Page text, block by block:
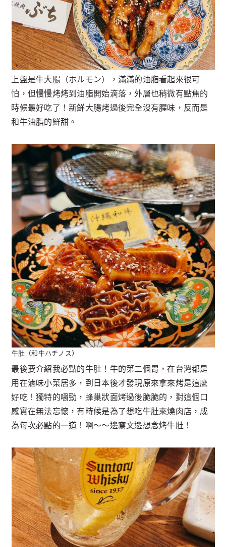
上盤是牛大腸（ホルモン），滿滿的油脂看起來很可
怕，但慢慢烤烤到油脂開始滴落，外層也稍微有點焦的
時候最好吃了！新鮮大腸烤過後完全沒有腥味，反而是
和牛油脂的鮮甜。
牛肚（和牛ハチノス）
最後要介紹我必點的牛肚！牛的第二個胃，在台灣都是
用在滷味小菜居多，到日本後才發現原來拿來烤是這麼
好吃！獨特的嚼勁，蜂巢狀面烤過後脆脆的，對這個口
感實在無法忘懷，有時候是為了想吃牛肚來燒肉店，成
為每次必點的一道！啊～～邊寫文邊想念烤牛肚！